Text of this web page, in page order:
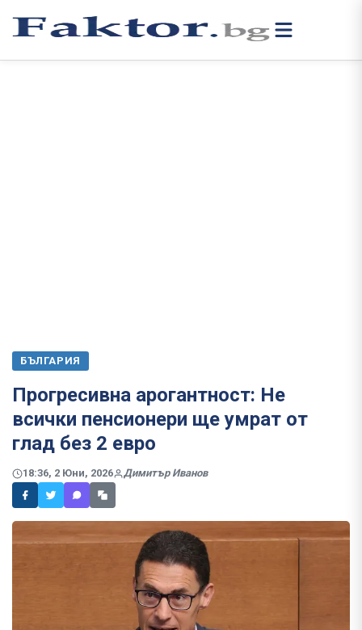
БЪЛГАРИЯ
Прогресивна арогантност: Не
всички пенсионери ще умрат от
глад без 2 евро
18:36, 2 Юни, 2026 Димитър Иванов